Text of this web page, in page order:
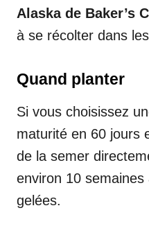
Alaska de Baker’s
à se récolter dans
Quand planter
Si vous choisissez
maturité en 60 jours
de la semer
environ 10
gelées.